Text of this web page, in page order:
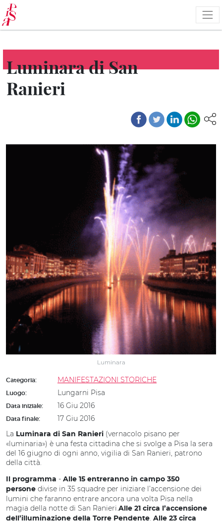
Salta
al
contenuto
principale
Luminara di San
Ranieri
Luminara
Categoria: MANIFESTAZIONI STORICHE
Luogo: Lungarni Pisa
Data iniziale: 16 Giu 2016
Data finale:
17 Giu 2016
La Luminara di San Ranieri (vernacolo pisano per
«luminaria») è una festa cittadina che si svolge a Pisa la sera
del 16 giugno di ogni anno, vigilia di San Ranieri, patrono
della città.
Il programma - Alle 15 entreranno in campo 350
persone divise in 35 squadre per iniziare l’accensione dei
lumini che faranno entrare ancora una volta Pisa nella
magia della notte di San Ranieri.Alle 21 circa l’accensione
dell’illuminazione della Torre Pendente. Alle 23 circa